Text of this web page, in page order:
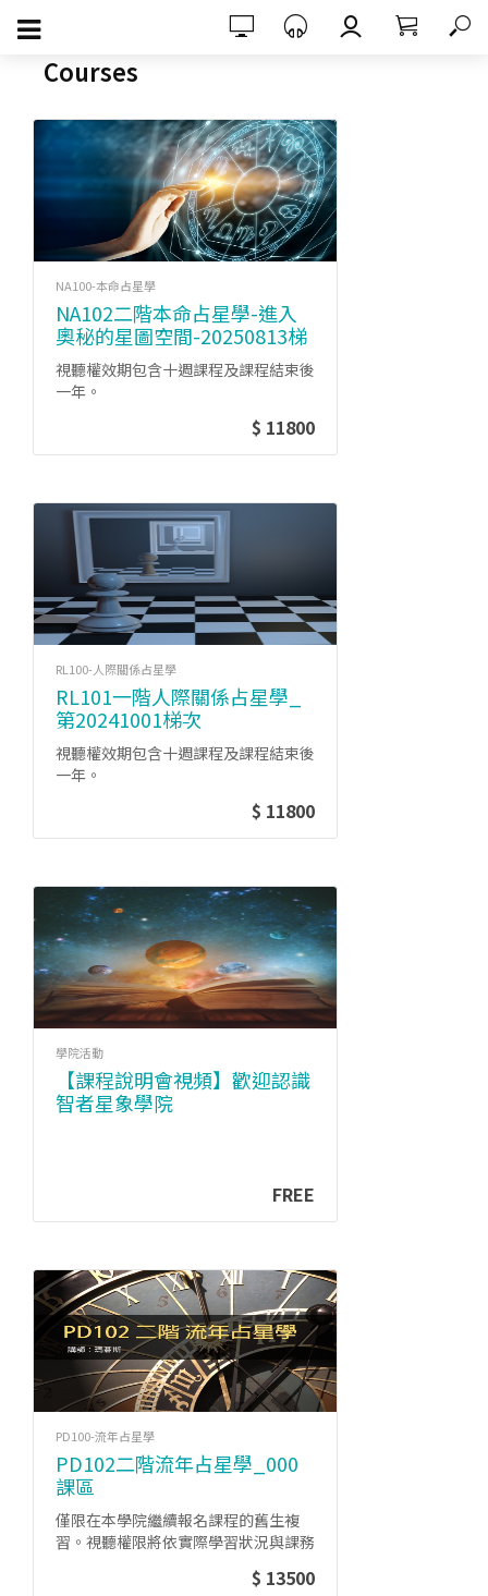
Courses
NA100-本命占星學
NA102二階本命占星學-進入
奧秘的星圖空間-20250813梯
次
視聽權效期包含十週課程及課程結束後
一年。
$ 11800
RL100-人際關係占星學
RL101一階人際關係占星學_
第20241001梯次
視聽權效期包含十週課程及課程結束後
一年。
$ 11800
學院活動
【課程說明會視頻】歡迎認識
智者星象學院
FREE
PD100-流年占星學
PD102二階流年占星學_000
課區
僅限在本學院繼續報名課程的舊生複
習。視聽權限將依實際學習狀況與課務
$ 13500